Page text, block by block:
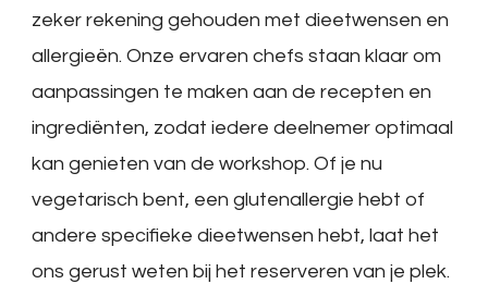
zeker rekening gehouden met dieetwensen en
allergieën. Onze ervaren chefs staan klaar om
aanpassingen te maken aan de recepten en
ingrediënten, zodat iedere deelnemer optimaal
kan genieten van de workshop. Of je nu
vegetarisch bent, een glutenallergie hebt of
andere specifieke dieetwensen hebt, laat het
ons gerust weten bij het reserveren van je plek.